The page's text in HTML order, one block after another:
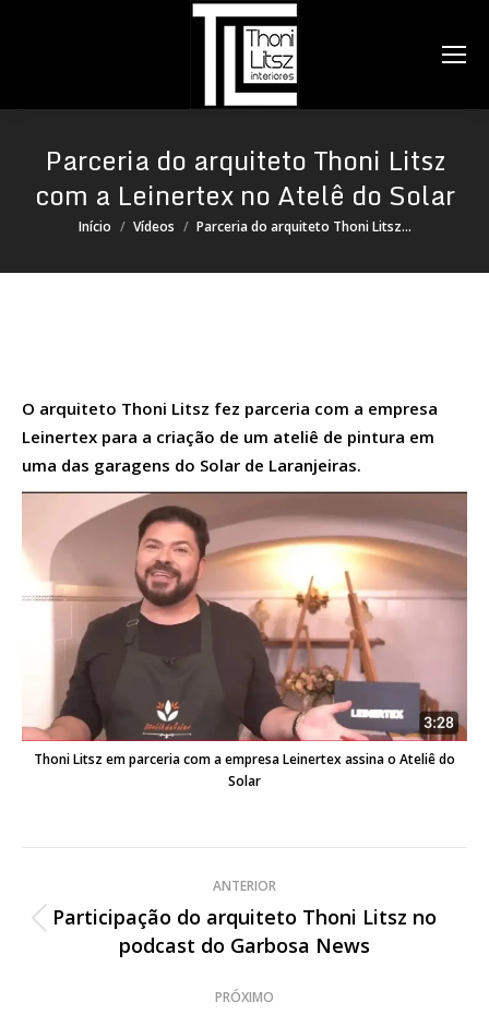
Parceria do arquiteto Thoni Litsz
com a Leinertex no Atelê do Solar
Você está aqui:
Início Vídeos Parceria do arquiteto Thoni Litsz…
O arquiteto Thoni Litsz fez parceria com a empresa
Leinertex para a criação de um ateliê de pintura em
uma das garagens do Solar de Laranjeiras.
Thoni Litsz em parceria com a empresa Leinertex assina o Ateliê do
Solar
Navegação
de
ANTERIOR
Post
anterior:
Participação do arquiteto Thoni Litsz no
podcast do Garbosa News
PRÓXIMO